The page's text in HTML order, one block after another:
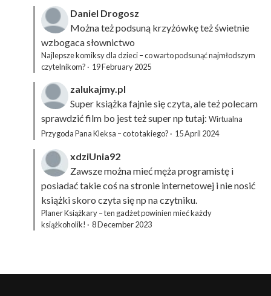
Daniel Drogosz
Można też podsuną krzyżówkęteż świetnie
wzbogaca słownictwo
Najlepsze komiksy dla dzieci – co warto podsunąć najmłodszym
czytelnikom? · 19 February 2025
zalukajmy.pl
Super książka fajnie się czyta, ale też polecam
sprawdzić film bo jest też super np tutaj: Wirtualna
Przygoda Pana Kleksa – co to takiego? · 15 April 2024
xdziUnia92
Zawsze można mieć męża programistę i
posiadać takie coś na stronie internetowej i nie nosić
książki skoro czyta się np na czytniku.
Planer Książkary – ten gadżet powinien mieć każdy
książkoholik! · 8 December 2023